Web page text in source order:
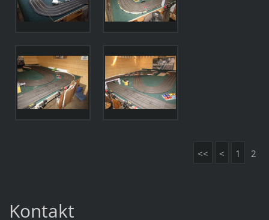
<< < 1 2
Kontakt